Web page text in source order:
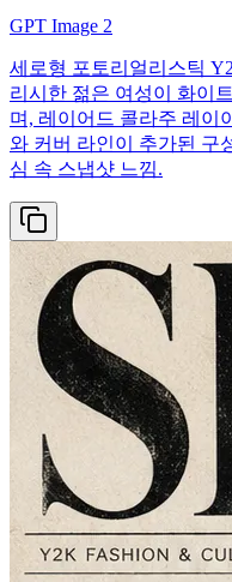
GPT Image 2
세로형 포토리얼리스틱
리시한 젊은 여성이 화이
며, 레이어드 콜라주 레이
와 커버 라인이 추가된 구
심 속 스냅샷 느낌.